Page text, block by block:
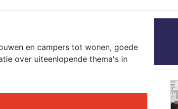
en campers tot wonen, goede
over uiteenlopende thema's in